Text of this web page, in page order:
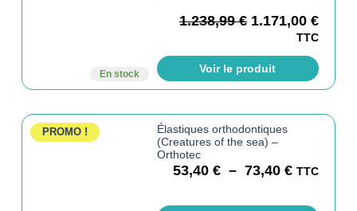
En stock
1.238,99€ 1.171,00€
TTC
Voir le produit
PROMO !
Élastiques orthodontiques
(Creatures of the sea) –
Orthotec
53,40€ – 73,40€ TTC